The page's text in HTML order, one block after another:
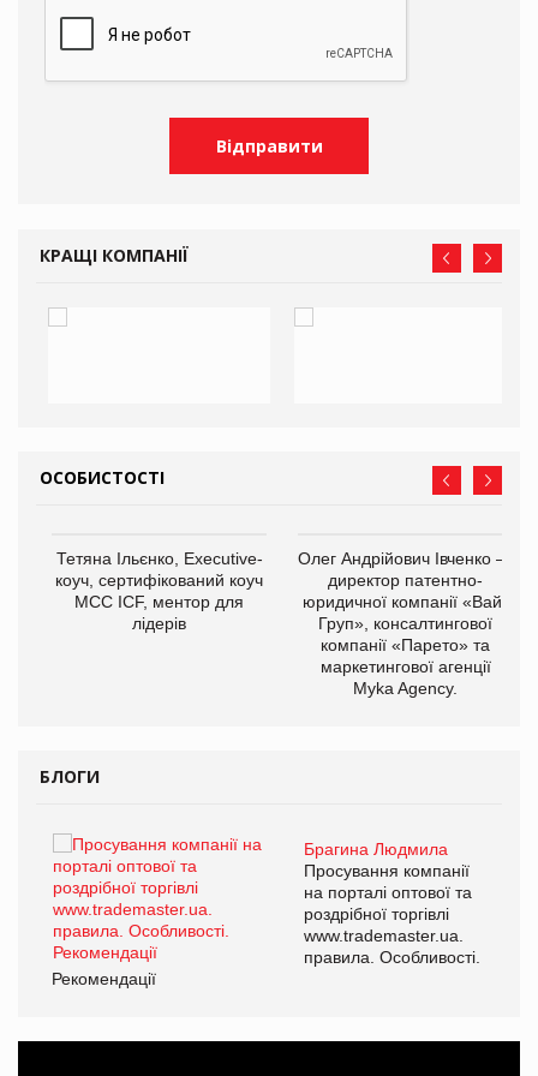
КРАЩІ КОМПАНІЇ
ОСОБИСТОСТІ
Тетяна Ільєнко, Executive-
коуч, сертифікований коуч
МСС ICF, ментор для
лідерів
Олег Андрійович Івченко —
директор патентно-
юридичної компанії «Вайз
Груп», консалтингової
компанії «Парето» та
маркетингової агенції
Myka Agency.
БЛОГИ
Брагина Людмила
Просування компанії
на порталі оптової та
роздрібної торгівлі
www.trademaster.ua.
правила. Особливості.
Рекомендації